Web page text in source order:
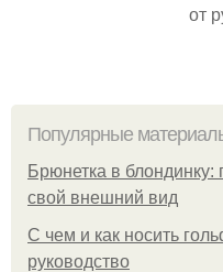
от
Популярные
Брюнетка в блондинку:
свой внешний вид
С чем и как носить
руководство